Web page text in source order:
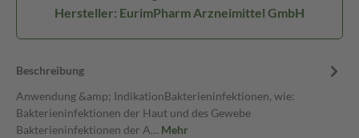
Hersteller: EurimPharm Arzneimittel GmbH
Beschreibung
Anwendung &amp; IndikationBakterieninfektionen, wie:
Bakterieninfektionen der Haut und des Gewebe
Bakterieninfektionen der A… Mehr